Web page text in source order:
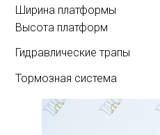
Ширина платформы
Высота платформ
Гидравлические трапы
Тормозная система